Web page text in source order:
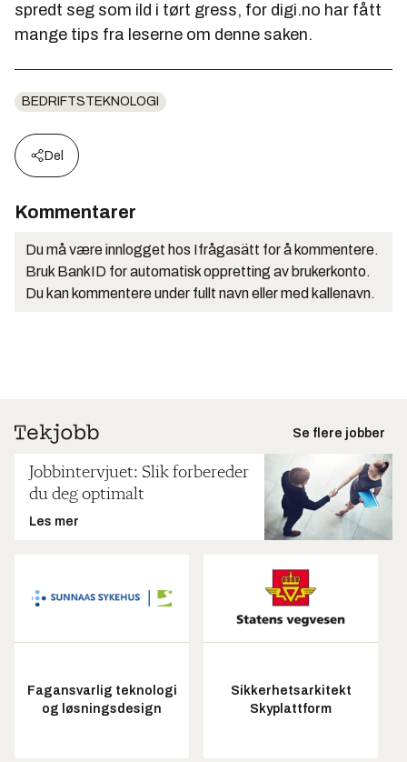
spredt seg som ild i tørt gress, for digi.no har fått
mange tips fra leserne om denne saken.
BEDRIFTSTEKNOLOGI
Del
Kommentarer
Du må være innlogget hos Ifrågasätt for å kommentere.
Bruk BankID for automatisk oppretting av brukerkonto.
Du kan kommentere under fullt navn eller med kallenavn.
Se flere jobber
Jobbintervjuet: Slik forbereder
du deg optimalt
Les mer
Fagansvarlig teknologi
og løsningsdesign
Sikkerhetsarkitekt
Skyplattform